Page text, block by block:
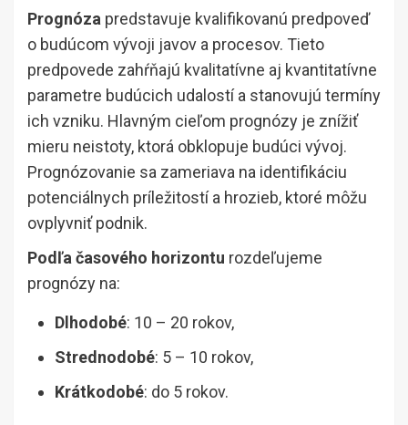
Prognóza predstavuje kvalifikovanú predpoveď
o budúcom vývoji javov a procesov. Tieto
predpovede zahŕňajú kvalitatívne aj kvantitatívne
parametre budúcich udalostí a stanovujú termíny
ich vzniku. Hlavným cieľom prognózy je znížiť
mieru neistoty, ktorá obklopuje budúci vývoj.
Prognózovanie sa zameriava na identifikáciu
potenciálnych príležitostí a hrozieb, ktoré môžu
ovplyvniť podnik.
Podľa časového horizontu rozdeľujeme
prognózy na:
Dlhodobé: 10 – 20 rokov,
Strednodobé: 5 – 10 rokov,
Krátkodobé: do 5 rokov.